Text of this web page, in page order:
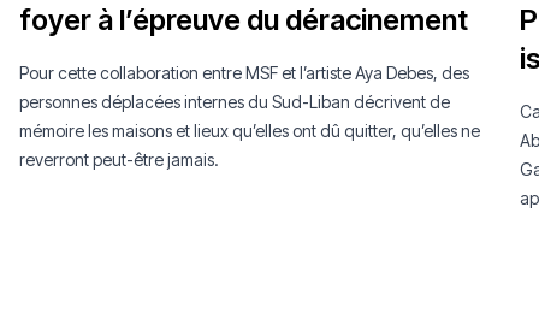
foyer à l’épreuve du déracinement
Pour cette collaboration entre MSF et l’artiste Aya Debes, des
personnes déplacées internes du Sud-Liban décrivent de
mémoire les maisons et lieux qu’elles ont dû quitter, qu’elles ne
reverront peut-être jamais.